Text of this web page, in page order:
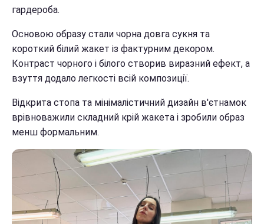
гардероба.
Основою образу стали чорна довга сукня та
короткий білий жакет із фактурним декором.
Контраст чорного і білого створив виразний ефект, а
взуття додало легкості всій композиції.
Відкрита стопа та мінімалістичний дизайн в'єтнамок
врівноважили складний крій жакета і зробили образ
менш формальним.